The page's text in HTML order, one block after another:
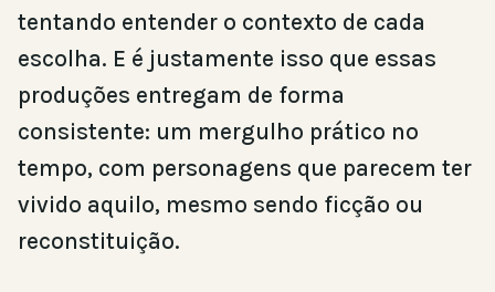
tentando entender o contexto de cada
escolha. E é justamente isso que essas
produções entregam de forma
consistente: um mergulho prático no
tempo, com personagens que parecem ter
vivido aquilo, mesmo sendo ficção ou
reconstituição.